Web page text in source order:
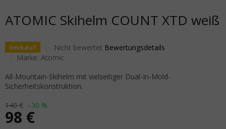
ATOMIC Skihelm COUNT XTD weiß
Verkauf Die durchschnittliche Produktbewertung ist 0,0 von
Nicht bewertet Bewertungsdetails
Marke: Atomic
140 € –30 %
98 €
All-Mountain-Skihelm mit vielseitiger Dual-In-Mold-
Sicherheitskonstruktion.